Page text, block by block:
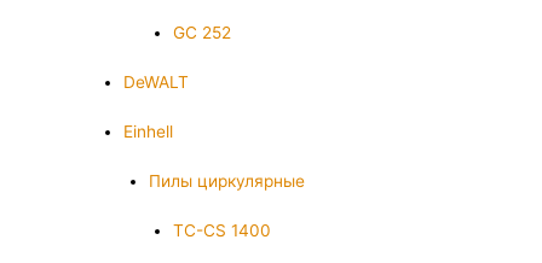
GC 252
DeWALT
Einhell
Пилы циркулярные
TC-CS 1400